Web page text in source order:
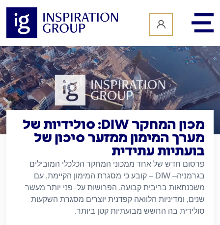
מכון המחקר DIW: סולידיות של
מערך המימון ממזער סיכון של
בועתיות עתידית
פרסום חדש של אחד ממכוני המחקר הכלכלי המובילים
בגרמניה– DIW – קובע כי מסגרת המימון הקיימת,עם
משכנתאות בריבית קבועה, הפרושות על–פני יותר מעשר
שנים, ומדיניות הלוואה קפדנית יוצרים מסגרת השקעות
סולידית בה החשש מבועתיות קטן ביותר.